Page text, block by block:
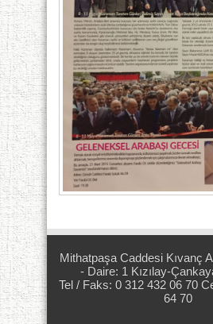
Mithatpaşa Caddesi Kıvanç
- Daire: 1 Kızılay-
Tel / Faks: 0 312 432 06 70
64 70